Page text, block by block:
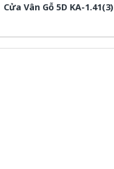
Cửa Vân Gỗ 5D KA-1.41(3)